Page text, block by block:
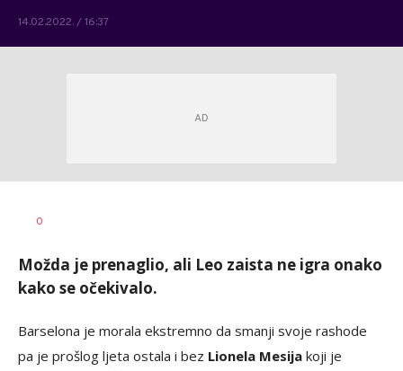
14.02.2022. / 16:37
AUTOR
0
Možda je prenaglio, ali Leo zaista ne igra onako
kako se očekivalo.
Barselona je morala ekstremno da smanji svoje rashode
pa je prošlog ljeta ostala i bez Lionela Mesija koji je